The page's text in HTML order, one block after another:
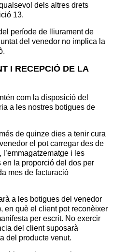
dels altres drets
13.
període de lliurament de
del venedor no implica la
I RECEPCIÓ DE LA
com la disposició del
a les nostres botigues de
de quinze dies a tenir cura
el pot carregar des de
l’emmagatzematge i les
la proporció del dos per
mes de facturació
a les botigues del venedor
en què el client pot reconèixer
per escrit. No exercir
del client suposarà
del producte venut.